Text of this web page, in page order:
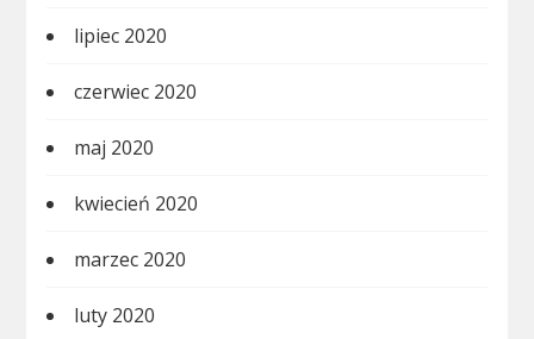
lipiec 2020
czerwiec 2020
maj 2020
kwiecień 2020
marzec 2020
luty 2020